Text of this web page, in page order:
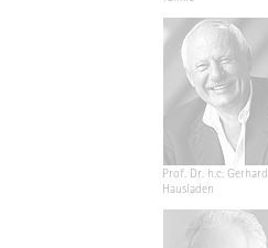
Prof. Dr. h.c. Gerhard
Hausladen